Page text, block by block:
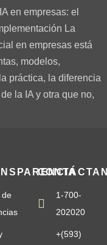
en empresas: el
La
en empresas está
modelos,
práctica, la diferencia
la IA y otra que no,
1-700-
202020
+(593)